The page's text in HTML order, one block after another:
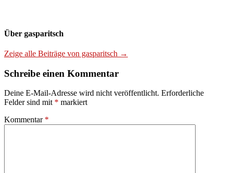
Über gasparitsch
Zeige alle Beiträge von gasparitsch →
Schreibe einen Kommentar
Deine E-Mail-Adresse wird nicht veröffentlicht. Erforderliche
Felder sind mit * markiert
Kommentar *